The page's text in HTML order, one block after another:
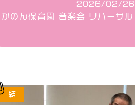
2026/02/26
かのん保育園 音楽会 リハーサル
結